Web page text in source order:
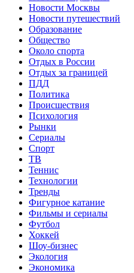
Новости Москвы
Новости путешествий
Образование
Общество
Около спорта
Отдых в России
Отдых за границей
ПДД
Политика
Происшествия
Психология
Рынки
Сериалы
Спорт
ТВ
Теннис
Технологии
Тренды
Фигурное катание
Фильмы и сериалы
Футбол
Хоккей
Шоу-бизнес
Экология
Экономика